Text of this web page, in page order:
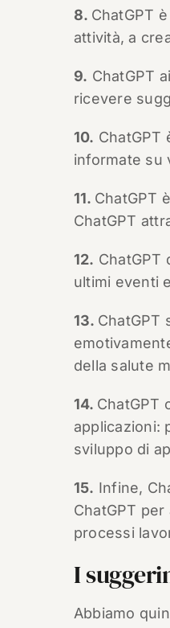
8. ChatGPT
attività, a
9. ChatGPT
ricevere
10. ChatGPT
informate su
11. ChatGPT
ChatGPT
12. ChatGPT
ultimi eventi
13. ChatGPT
della salute
14. ChatGPT
applicazioni:
sviluppo di
15. Infine,
ChatGPT
processi
I
Abbiamo